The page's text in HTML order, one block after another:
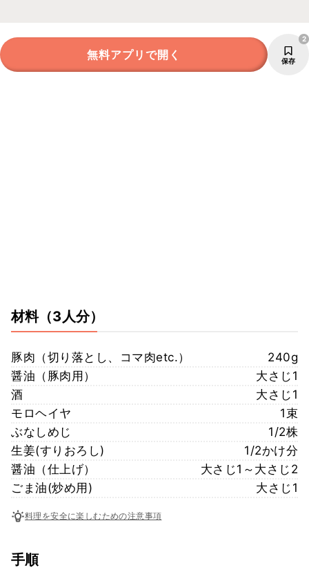
無料アプリで開く 保存
2
材料（3人分）
豚肉（切り落とし、コマ肉etc.）
240g
醤油（豚肉用）
大さじ1
酒
大さじ1
モロヘイヤ
1束
ぶなしめじ
1/2株
生姜(すりおろし)
1/2かけ分
醤油（仕上げ）
大さじ1～大さじ2
ごま油(炒め用)
大さじ1
料理を安全に楽しむための注意事項
手順